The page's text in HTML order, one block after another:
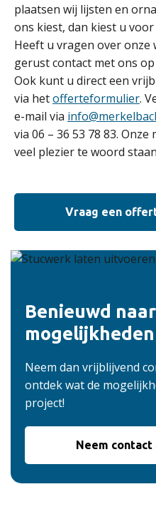
plaatsen wij lijsten en
ons kiest, dan kiest u
Heeft u vragen over onze
gerust contact met ons
Ook kunt u direct een
via hetofferteformulier.
e-mail via
via 06 – 36 53 78 83.
veel plezier te woord
Vraag een
Benieuwd
mogelijkheden
Neem dan vrijblijvend
ontdek wat de
project!
Neem contact